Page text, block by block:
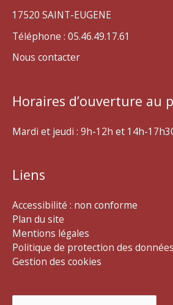
17520 SAINT-EUGENE
Téléphone : 05.46.49.17.61
Nous contacter
Horaires d’ouverture au
Mardi et jeudi : 9h-12h et 14h-
Liens
Accessibilité : non conforme
Plan du site
Mentions légales
Politique de protection des données
Gestion des cookies